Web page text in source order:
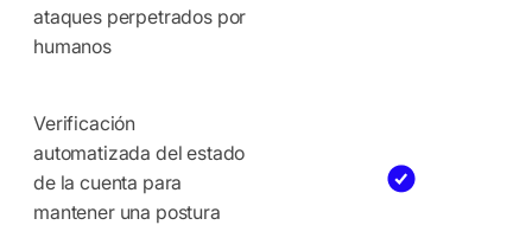
ataques perpetrados por
humanos
Verificación
automatizada del estado
de la cuenta para
mantener una postura